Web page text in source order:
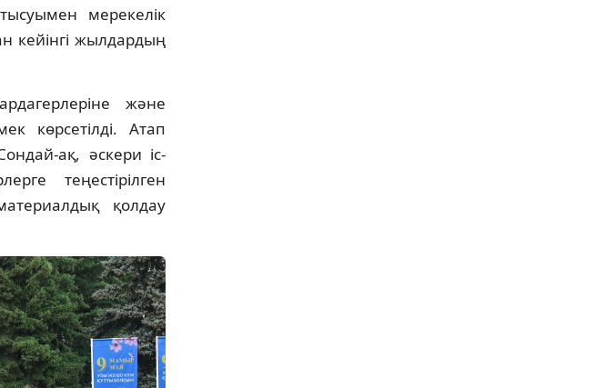
мерекелік
кейінгі жылдардың
және
көрсетілді. Атап
ақ, әскери іс-
теңестірілген
қолдау